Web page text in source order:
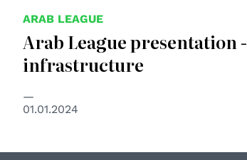
ARAB LEAGUE
Arab League presentation -
infrastructure
01.01.2024